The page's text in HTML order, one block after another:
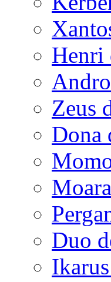
Henri
Zeus
Dona
Duo